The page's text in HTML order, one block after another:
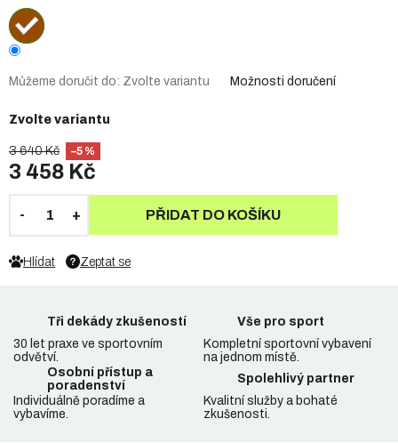
3 640 Kč –5 %
3 458 Kč
Zvolte variantu
Můžeme doručit do: Zvolte variantu Možnosti doručení
PŘIDAT DO KOŠÍKU
Zeptat se
Hlídat
Tři dekády zkušeností
30 let praxe ve sportovním
odvětví.
Vše pro sport
Kompletní sportovní vybavení
na jednom místě.
Osobní přístup a
poradenství
Individuálně poradíme a
vybavíme.
Spolehlivý partner
Kvalitní služby a bohaté
zkušenosti.